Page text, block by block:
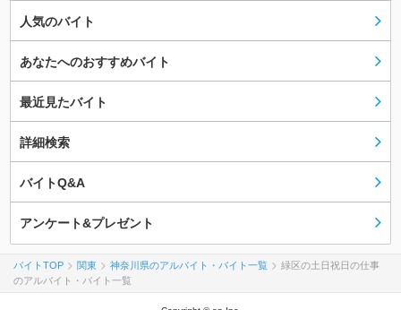
人気のバイト
あなたへのおすすめバイト
最近見たバイト
詳細検索
バイトQ&A
アンケート&プレゼント
バイトTOP 関東 神奈川県のアルバイト・バイト一覧
緑区の土日祝日の仕事
のアルバイト・バイト一覧